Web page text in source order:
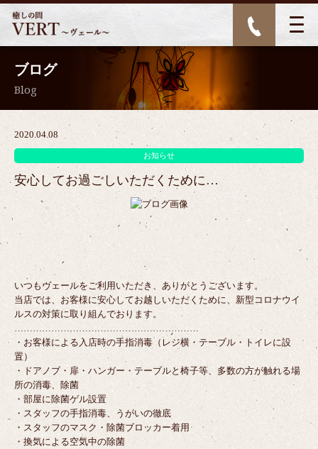
ブログ
Blog
2020.04.08
お知らせ
安心してお過ごしいただくために…
いつもヴェールをご利用いただき、ありがとうございます。
当店では、お客様に安心してお越しいただくために、新型コロナウイ
ルスの対策に取り組んでおります。
……………………………………………………
・お客様による入店時の手指消毒（レジ横・テーブル・トイレに設
置）
・ドアノブ・扉・ハンガー・テーブルと椅子等、多数の方が触れる場
所の消毒、除菌
・部屋に除菌ゲル設置
・スタッフの手指消毒、うがいの徹底
・スタッフのマスク・除菌ブロッカー着用
・換気による空気中の除菌